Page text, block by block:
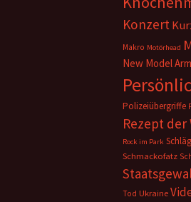
Konzert
Makro Motörhead
New Model
Polizeiübergriffe
Rezept der
Rock im Park
Schmackofatz
Tod Ukraine